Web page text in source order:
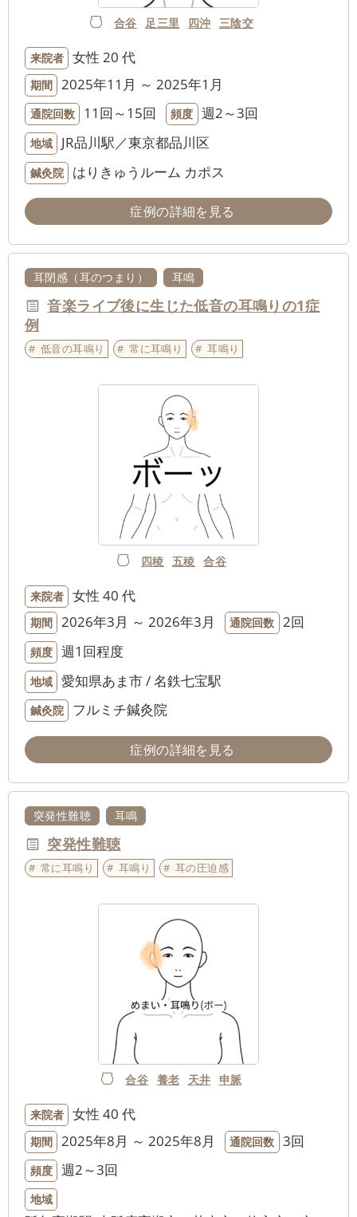
合谷 足三里 四沖 三陰交
来院者 女性 20 代
期間 2025年11月 ～ 2025年1月
通院回数 11回～15回 頻度 週2～3回
地域 JR品川駅／東京都品川区
鍼灸院 はりきゅうルーム カポス
症例の詳細を見る
耳閉感（耳のつまり） 耳鳴
音楽ライブ後に生じた低音の耳鳴りの1症
例
低音の耳鳴り 常に耳鳴り 耳鳴り
四稜 五稜 合谷
来院者 女性 40 代
期間 2026年3月 ～ 2026年3月 通院回数 2回
頻度 週1回程度
地域 愛知県あま市 / 名鉄七宝駅
鍼灸院 フルミチ鍼灸院
症例の詳細を見る
突発性難聴 耳鳴
突発性難聴
常に耳鳴り 耳鳴り 耳の圧迫感
合谷 養老 天井 申脈
来院者 女性 40 代
期間 2025年8月 ～ 2025年8月 通院回数 3回
頻度 週2～3回
地域